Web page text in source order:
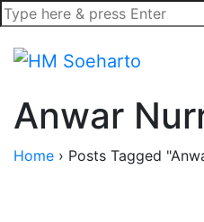
Anwar
Home › Posts Tagged